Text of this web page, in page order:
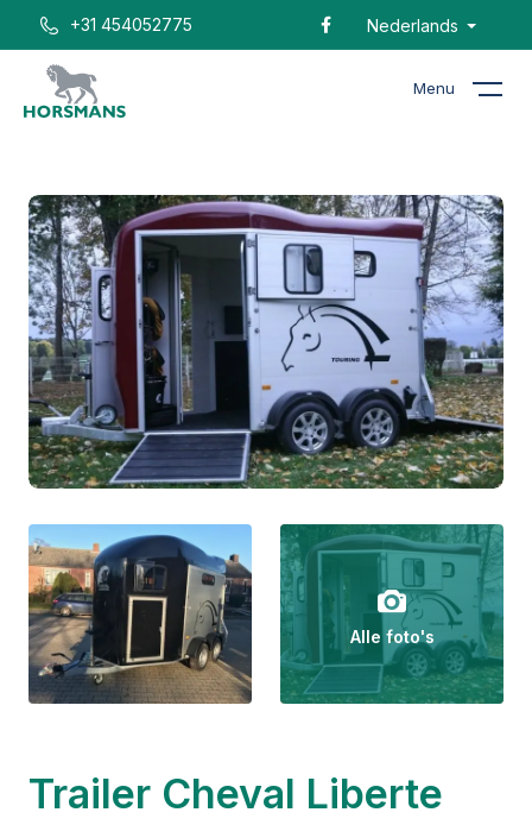
+31 454052775 Nederlands
Menu
Home Catalogus
Alle foto's
Trailer Cheval Liberte